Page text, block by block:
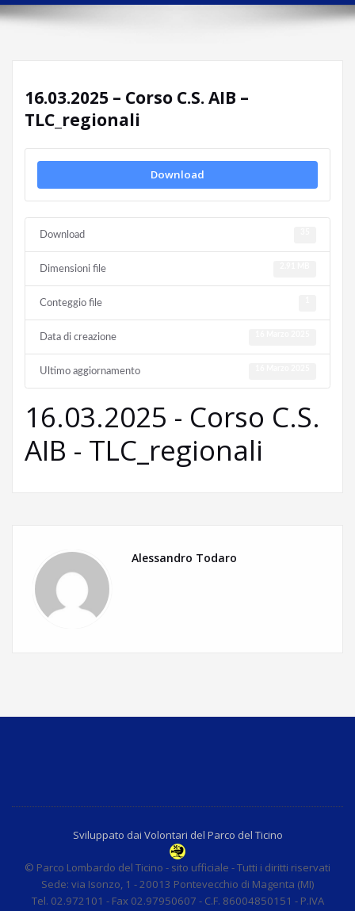
16.03.2025 – Corso C.S. AIB –
TLC_regionali
Download
Download
Dimensioni file
Conteggio file
Data di creazione
Ultimo aggiornamento
16.03.2025 - Corso C.S.
AIB - TLC_regionali
Alessandro Todaro
Sviluppato dai Volontari del Parco del Ticino
© Parco Lombardo del Ticino - sito ufficiale - Tutti i diritti riservati
Sede: via Isonzo, 1 - 20013 Pontevecchio di Magenta (MI)
Tel. 02.972101 - Fax 02.97950607 - C.F. 86004850151 - P.IVA